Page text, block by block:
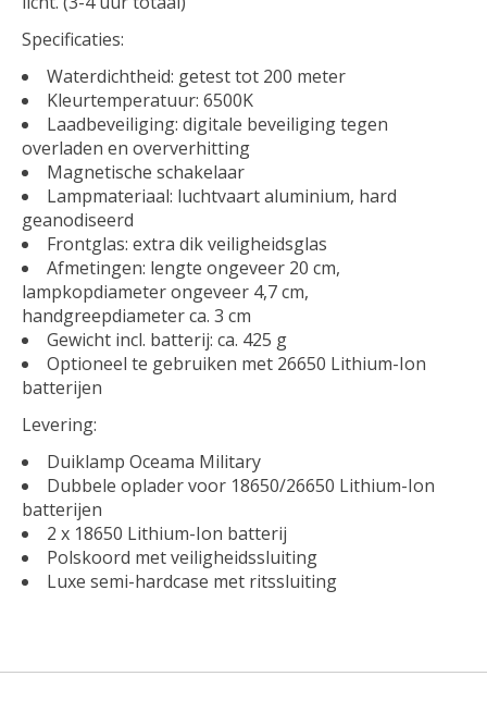
Specificaties:
Waterdichtheid: getest tot 200 meter
Kleurtemperatuur: 6500K
Laadbeveiliging: digitale beveiliging tegen
overladen en oververhitting
Magnetische schakelaar
Lampmateriaal: luchtvaart aluminium, hard
geanodiseerd
Frontglas: extra dik veiligheidsglas
Afmetingen: lengte ongeveer 20 cm,
lampkopdiameter ongeveer 4,7 cm,
handgreepdiameter ca. 3 cm
Gewicht incl. batterij: ca. 425 g
Optioneel te gebruiken met 26650 Lithium-Ion
batterijen
Levering:
Duiklamp Oceama Military
Dubbele oplader voor 18650/26650 Lithium-Ion
batterijen
2 x 18650 Lithium-Ion batterij
Polskoord met veiligheidssluiting
Luxe semi-hardcase met ritssluiting